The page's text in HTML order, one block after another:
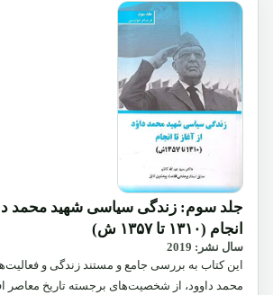
جلد سوم: زندگی سیاسی شهید محمد
انجام (۱۳۱۰ تا ۱۳۵۷ ش)
سال نشر: 2019
این کتاب به بررسی جامع و مستند زندگی و
محمد داوود، از شخصیت‌های برجسته تاریخ معاصر